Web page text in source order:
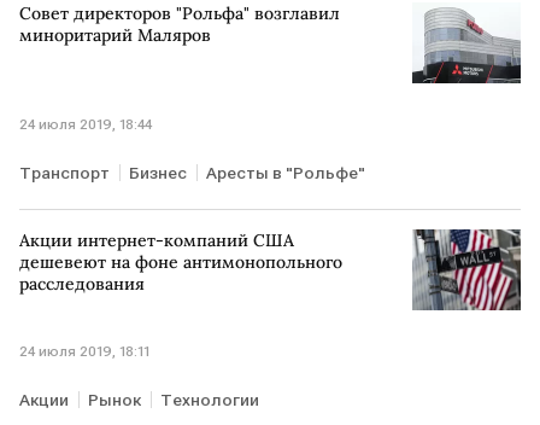
Совет директоров "Рольфа" возглавил
миноритарий Маляров
24 июля 2019, 18:44
Транспорт Бизнес Аресты в "Рольфе"
Акции интернет-компаний США
дешевеют на фоне антимонопольного
расследования
24 июля 2019, 18:11
Акции Рынок Технологии